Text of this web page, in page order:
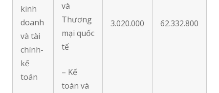
kinh
doanh
và tài
chính-
kế
toán
và
Thương
mại quốc
tế
– Kế
toán và
3.020.000 62.332.800